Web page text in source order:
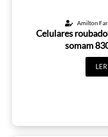
Amilton
Celulares
somam